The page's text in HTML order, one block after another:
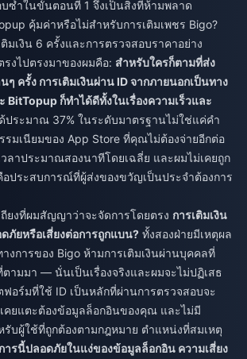
บซ้ำในขั้นตอนที่ 1 จึงเป็นสิ่งที่ห้ามพลาด
คุ้มค่าหรือไม่สำหรับการเติมเพชร Bigo?
มเงิน 6 ครั้งและการตรวจสอบราคาอย่าง
รงไปตรงมาของผมคือ: สำหรับใครก็ตามที่ส่ง
ครั้ง การเติมเงินผ่าน ID จากภายนอกเป็นทาง
BitTopup ก็ทำได้ดีทั้งในเรื่องความเร็วและ
ประมาณ 37% ในระดับมาตรฐานไม่ใช่แค่คำ
มเนียมของ App Store ที่คุณไม่ต้องจ่ายอีกต่อ
วลาประมาณสองนาทีโดยเฉลี่ย และผมไม่เคยถูก
ประสบการณ์ที่ผู้ส่งของขวัญเป็นประจำต้องการ
ยงที่ผมสัญญาว่าจะจัดการโดยตรง การเติมเงิน
ภัยหรือเสี่ยงต่อการถูกแบน? ทั้งสองฝ่ายมีเหตุผล
งการของ Bigo ห้ามการเติมเงินผ่านบุคคลที่
ามมา — นั่นเป็นเรื่องจริงและผมจะไม่ปฏิเสธ
อร์มที่ใช้ ID เป็นหลักที่ผ่านการตรวจสอบจะ
คยแตะต้องข้อมูลล็อกอินของคุณ และไม่มี
รับผู้ใช้ที่ถูกต้องตามกฎหมาย ตำแหน่งที่สมเหตุ
ารนี้ปลอดภัยในแง่ของข้อมูลล็อกอิน ความเสี่ยง